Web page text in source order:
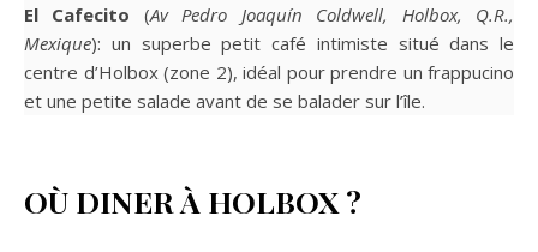
El Cafecito (Av Pedro Joaquín Coldwell, Holbox, Q.R.,
Mexique): un superbe petit café intimiste situé dans le
centre d’Holbox (zone 2), idéal pour prendre un frappucino
et une petite salade avant de se balader sur l’île.
OÙ DINER À HOLBOX ?